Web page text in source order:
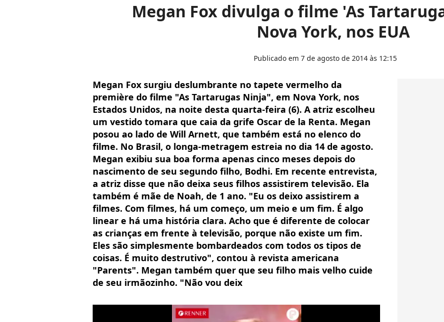
Megan Fox divulga o filme 'As
Nova York, nos EUA
Publicado em 7 de agosto de 2014 às 12:15
Megan Fox surgiu deslumbrante no tapete vermelho da
première do filme "As Tartarugas Ninja", em Nova York, nos
Estados Unidos, na noite desta quarta-feira (6). A atriz escolheu
um vestido tomara que caia da grife Oscar de la Renta. Megan
posou ao lado de Will Arnett, que também está no elenco do
filme. No Brasil, o longa-metragem estreia no dia 14 de agosto.
Megan exibiu sua boa forma apenas cinco meses depois do
nascimento de seu segundo filho, Bodhi. Em recente entrevista,
a atriz disse que não deixa seus filhos assistirem televisão. Ela
também é mãe de Noah, de 1 ano. "Eu os deixo assistirem a
filmes. Com filmes, há um começo, um meio e um fim. É algo
linear e há uma história clara. Acho que é diferente de colocar
as crianças em frente à televisão, porque não existe um fim.
Eles são simplesmente bombardeados com todos os tipos de
coisas. É muito destrutivo", contou à revista americana
"Parents". Megan também quer que seu filho mais velho cuide
de seu irmãozinho. "Não vou deix